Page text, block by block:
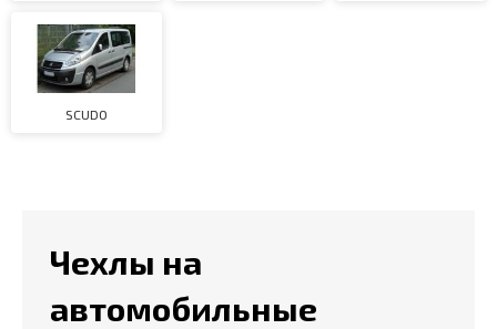
SCUDO
Чехлы на
автомобильные